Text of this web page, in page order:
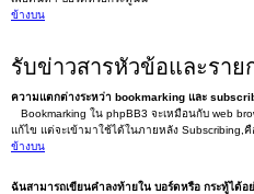
ข้างบน
รับข่าวสารหัวข้อและราย
ความแตกต่างระหว่า bookmarking และ
Bookmarking ใน phpBB3 จะเหมือนกับ web
แก้ไข แต่จะเข้ามาใช้ได้ในภายหลัง Subscribing,
ข้างบน
ฉันสามารถเขียนคำลงท้ายใน บอร์ดหรือ กระทู้ได้อ